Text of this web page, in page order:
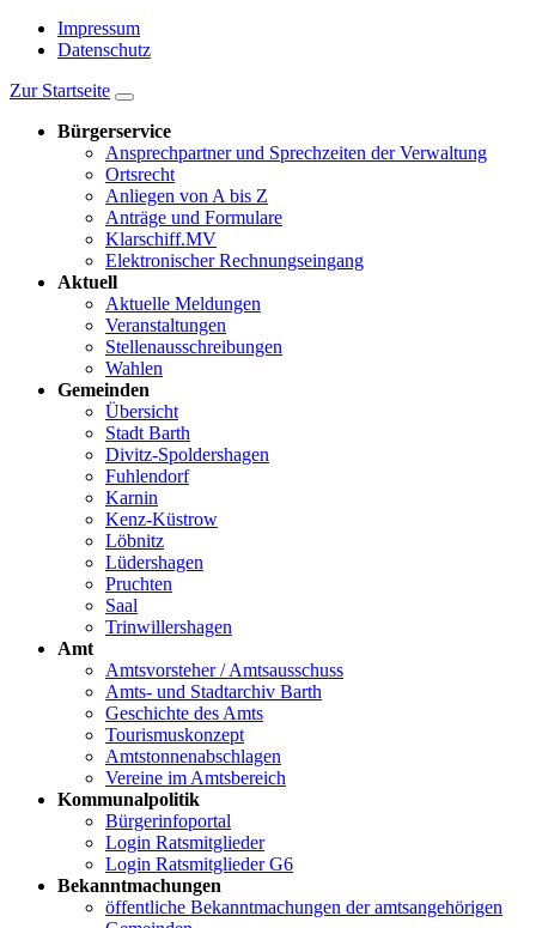
Impressum
Datenschutz
Zur Startseite
Bürgerservice
Ansprechpartner und Sprechzeiten der Verwaltung
Ortsrecht
Anliegen von A bis Z
Anträge und Formulare
Klarschiff.MV
Elektronischer Rechnungseingang
Aktuell
Aktuelle Meldungen
Veranstaltungen
Stellenausschreibungen
Wahlen
Gemeinden
Übersicht
Stadt Barth
Divitz-Spoldershagen
Fuhlendorf
Karnin
Kenz-Küstrow
Löbnitz
Lüdershagen
Pruchten
Saal
Trinwillershagen
Amt
Amtsvorsteher / Amtsausschuss
Amts- und Stadtarchiv Barth
Geschichte des Amts
Tourismuskonzept
Amtstonnenabschlagen
Vereine im Amtsbereich
Kommunalpolitik
Bürgerinfoportal
Login Ratsmitglieder
Login Ratsmitglieder G6
Bekanntmachungen
öffentliche Bekanntmachungen der amtsangehörigen